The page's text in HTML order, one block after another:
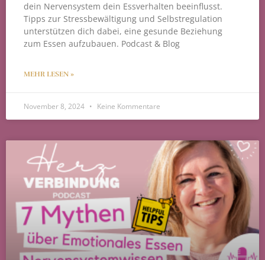
dein Nervensystem dein Essverhalten beeinflusst.
Tipps zur Stressbewältigung und Selbstregulation
unterstützen dich dabei, eine gesunde Beziehung
zum Essen aufzubauen. Podcast & Blog
MEHR LESEN »
November 8, 2024 Keine Kommentare